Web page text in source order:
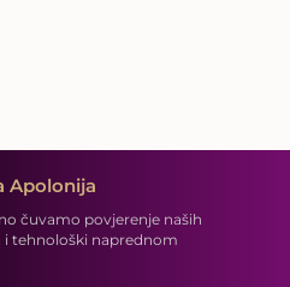
Apolonija
čuvamo povjerenje naših
tehnološki naprednom